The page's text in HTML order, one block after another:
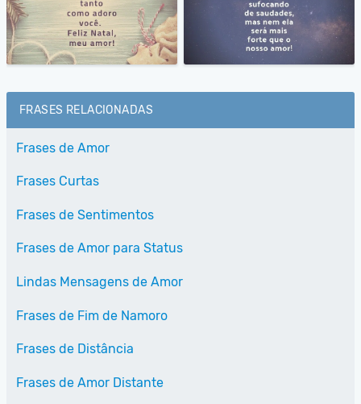
FRASES RELACIONADAS
Frases de Amor
Frases Curtas
Frases de Sentimentos
Frases de Amor para Status
Lindas Mensagens de Amor
Frases de Fim de Namoro
Frases de Distância
Frases de Amor Distante